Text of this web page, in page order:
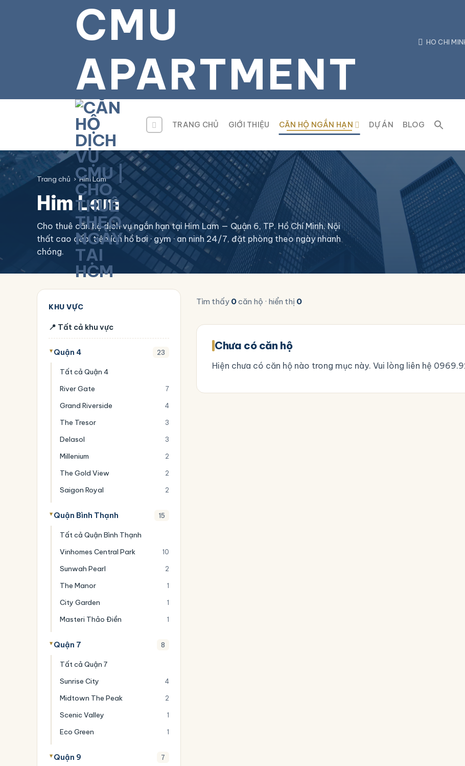
CMU
APARTMENT
HO CHI
TRANG CHỦ GIỚI THIỆU CĂN HỘ NGẮN HẠN DỰ ÁN BLOG
Trang chủ ›Him Lam
Him Lam
Cho thuê căn hộ dịch vụ ngắn hạn tại Him Lam — Quận 6, TP. Hồ Chí Minh. Nội
thất cao cấp, tiện ích hồ bơi · gym · an ninh 24/7, đặt phòng theo ngày nhanh
chóng.
KHU VỰC
📍 Tất cả khu vực
Quận 4 23
Tất cả Quận 4
River Gate
7
Grand Riverside 4
The Tresor 3
Delasol 3
Millenium 2
The Gold View 2
Saigon Royal 2
Quận Bình Thạnh 15
Tất cả Quận Bình Thạnh
Vinhomes Central Park
10
Sunwah Pearl 2
The Manor 1
City Garden 1
Masteri Thảo Điền 1
Quận 7 8
Tất cả Quận 7
Sunrise City
4
Midtown The Peak 2
Scenic Valley 1
Eco Green 1
Quận 9 7
Tìm thấy 0căn hộ · hiển thị 0
Chưa có căn hộ
Hiện chưa có căn hộ nào trong mục này. Vui lòng liên hệ